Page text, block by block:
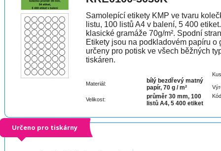
Samolepící etikety KMP ve tvaru
listu, 100 listů A4 v balení, 5 400
klasické gramáže 70g/m². Spodní
Etikety jsou na podkladovém papíru o
určeny pro potisk ve všech běžných
tiskáren.
Materiál:
bílý bezdřevý matný
papír, 70 g / m²
Velikost:
průměr 30 mm, 100
listů A4, 5 400 etiket
Určeno pro tiskárny